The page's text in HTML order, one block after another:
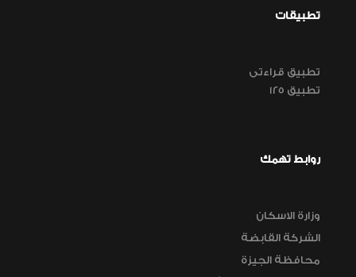
تطبيقات
تطبيق قراءتى
تطبيق 125
روابط تهمك
وزارة الاسكان
الشركة القابضة
محافظة الجيزة